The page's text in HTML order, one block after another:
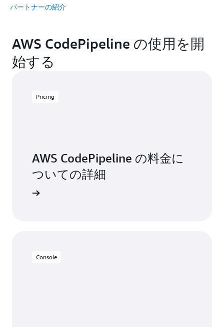
パートナーの紹介
AWS CodePipeline の使用を開
始する
Pricing
AWS CodePipeline の料金に
ついての詳細
Console